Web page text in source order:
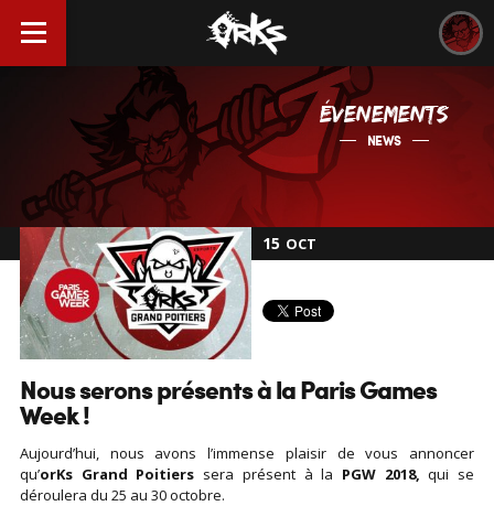
ÉVENEMENTS
NEWS
15 OCT
Nous serons présents à la Paris Games
Week !
Aujourd’hui, nous avons l’immense plaisir de vous annoncer
qu’orKs Grand Poitiers sera présent à la PGW 2018,qui se
déroulera du 25 au 30 octobre.